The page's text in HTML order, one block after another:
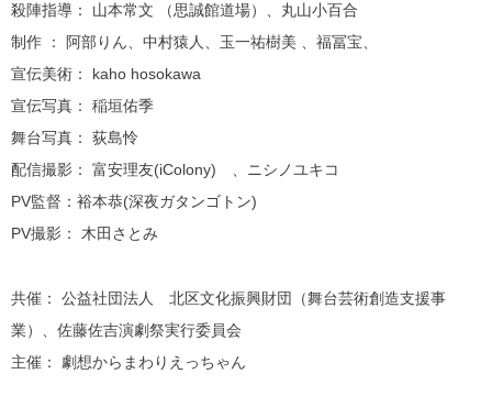
殺陣指導： 山本常文 （思誠館道場）、丸山小百合
制作 ： 阿部りん、中村猿人、玉一祐樹美 、福冨宝、
宣伝美術： kaho hosokawa
宣伝写真： 稲垣佑季
舞台写真： 荻島怜
配信撮影： 富安理友(iColony) 、ニシノユキコ
PV監督：裕本恭(深夜ガタンゴトン)
PV撮影： 木田さとみ
共催： 公益社団法人 北区文化振興財団（舞台芸術創造支援事
業）、佐藤佐吉演劇祭実行委員会
主催： 劇想からまわりえっちゃん